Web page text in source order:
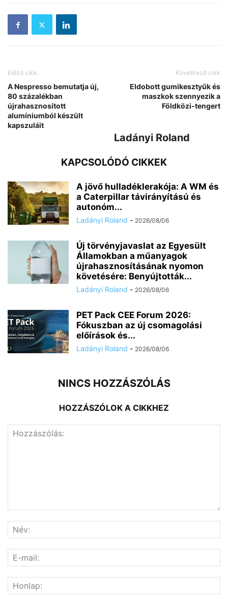
Előző cikk
A Nespresso bemutatja új,
80 százalékban
újrahasznosított
alumíniumból készült
kapszuláit
Következő cikk
Eldobott gumikesztyűk és
maszkok szennyezik a
Földközi-tengert
Ladányi Roland
KAPCSOLÓDÓ CIKKEK
A jövő hulladéklerakója: A WM és
a Caterpillar távirányítású és
autonóm...
Ladányi Roland - 2026/08/06
Új törvényjavaslat az Egyesült
Államokban a műanyagok
újrahasznosításának nyomon
követésére: Benyújtották...
Ladányi Roland - 2026/08/06
PET Pack CEE Forum 2026:
Fókuszban az új csomagolási
előírások és...
Ladányi Roland - 2026/08/06
NINCS HOZZÁSZÓLÁS
HOZZÁSZÓLOK A CIKKHEZ